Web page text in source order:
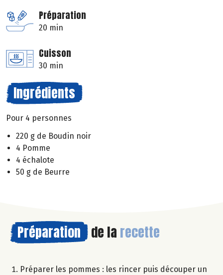
Préparation
20 min
Cuisson
30 min
Ingrédients
Pour 4 personnes
220 g de Boudin noir
4 Pomme
4 échalote
50 g de Beurre
Préparation de la recette
Préparer les pommes : les rincer puis découper un